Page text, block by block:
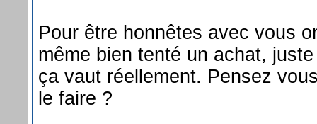
Pour être honnêtes avec vous
même bien tenté un achat,
ça vaut réellement. Pensez
le faire ?